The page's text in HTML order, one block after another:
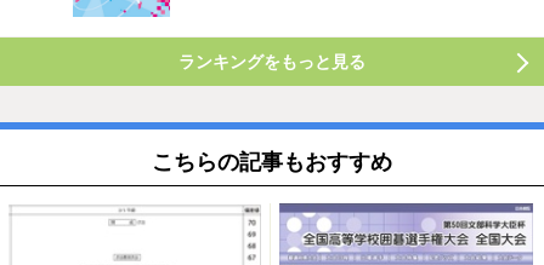
ランキングをもっと見る
こちらの記事もおすすめ